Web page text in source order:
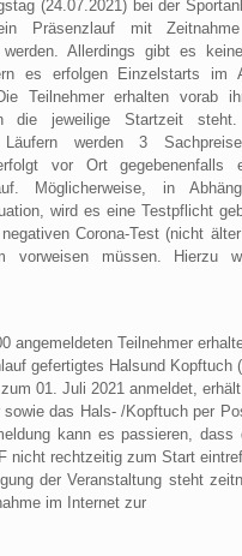
(24.07.2021) bei der
ein Präsenzlauf mit
werden. Allerdings gibt es
es erfolgen Einzelstarts im
Teilnehmer erhalten vorab
die jeweilige Startzeit
Läufern werden 3
vor Ort gegebenenfalls
Möglicherweise, in
wird es eine Testpflicht
Corona-Test (nicht
vorweisen müssen. Hierzu
angemeldeten Teilnehmer
gefertigtes Halsund Kopftuch
01. Juli 2021 anmeldet,
sowie das Hals- /Kopftuch per
kann es passieren, dass
nicht rechtzeitig zum Start
der Veranstaltung steht
im Internet zur